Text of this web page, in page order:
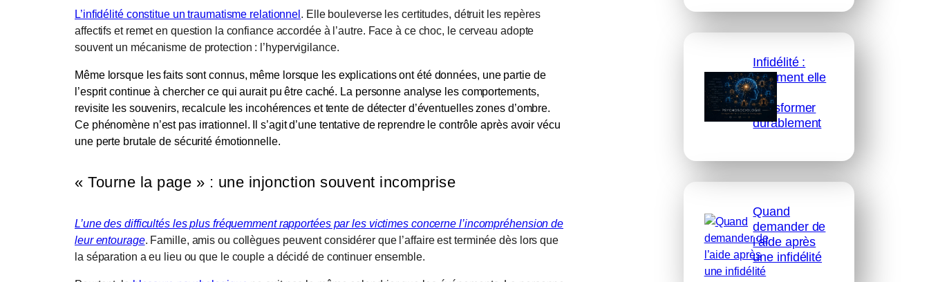
L’infidélité constitue un traumatisme relationnel . Elle bouleverse les certitudes, détruit les repères
affectifs et remet en question la confiance accordée à l’autre. Face à ce choc, le cerveau adopte
souvent un mécanisme de protection : l’hypervigilance.
Même lorsque les faits sont connus, même lorsque les explications ont été données, une partie de
l’esprit continue à chercher ce qui aurait pu être caché. La personne analyse les comportements,
revisite les souvenirs, recalcule les incohérences et tente de détecter d’éventuelles zones d’ombre.
Ce phénomène n’est pas irrationnel. Il s’agit d’une tentative de reprendre le contrôle après avoir vécu
une perte brutale de sécurité émotionnelle.
« Tourne la page » : une injonction souvent incomprise
L’une des difficultés les plus fréquemment rapportées par les victimes concerne l’incompréhension de
leur entourage. Famille, amis ou collègues peuvent considérer que l’affaire est terminée dès lors que
la séparation a eu lieu ou que le couple a décidé de continuer ensemble.
Infidélité :
comment elle
peut
transformer
durablement
Quand
demander de
l’aide après
une infidélité